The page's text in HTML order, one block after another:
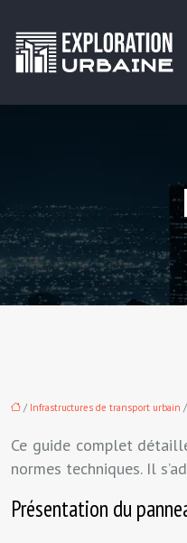
/ Infrastructures de transport urbain
Ce guide complet
normes techniques. Il
Présentation du